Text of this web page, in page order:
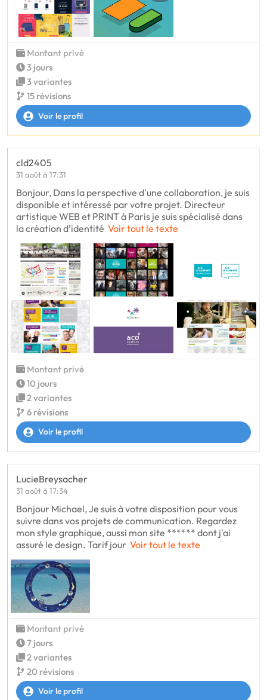
Montant privé
3 jours
3 variantes
15 révisions
Voir le profil
cld2405
31 août à 17:31
Bonjour, Dans la perspective d'une collaboration, je suis
disponible et intéressé par votre projet. Directeur
artistique WEB et PRINT à Paris je suis spécialisé dans
la création d’identité Voir tout le texte
Montant privé
10 jours
2 variantes
6 révisions
Voir le profil
LucieBreysacher
31 août à 17:34
Bonjour Michael, Je suis à votre disposition pour vous
suivre dans vos projets de communication. Regardez
mon style graphique, aussi mon site ****** dont j'ai
assuré le design. Tarif jour Voir tout le texte
Montant privé
7 jours
2 variantes
20 révisions
Voir le profil